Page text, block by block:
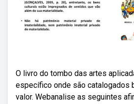
O livro do tombo das artes
específico onde são catalogados
valor. Webanalise as seguintes